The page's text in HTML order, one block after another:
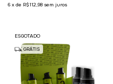
6 x de R$112,98 sem juros
ESGOTADO
GRÁTIS